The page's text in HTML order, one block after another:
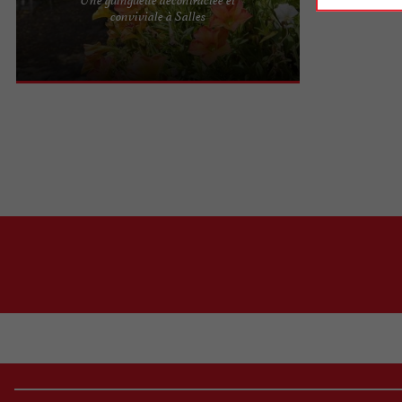
conviviale à Salles
La Tani'eyre vous accueille dans un cadre paisible
et verdoyant, idéal pour une pause en famille ou